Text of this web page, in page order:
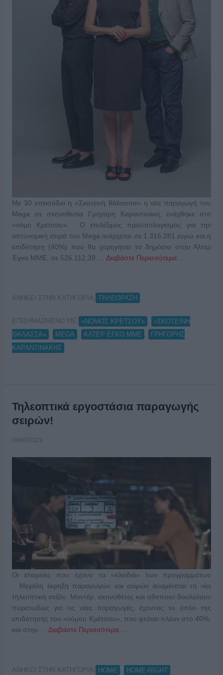
Με 30 επεισόδια η «Σκοτεινή θάλασσα» η νέα παραγωγή του
Mega σε σκηνοθεσία Γρηγόρη Καραντινάκη, ενάχθηκε στο
«νόμο Κρέτσου». Ο επιλέξιμος προϋπολογισμός για την
αστυνομική σειρά του Mega ανέρχεται σε 1.315.281 ευρώ και η
επιδότηση (40%) που θα χορηγήσει το δημόσιο στην Άλτερ
Έγκο ΜΜΕ, σε 526.112,39 … Διαβάστε Περισσότερα...
ΑΝΗΚΕΙ ΣΤΗΝ ΚΑΤΗΓΟΡΙΑ: ΤΗΛΕΟΡΑΣΗ
ΕΠΙΣΗΜΑΣΜΕΝΟ ΜΕ: «ΝΟΜΟΣ ΚΡΕΤΣΟΥ»
«ΣΚΟΤΕΙΝΗ
ΘΑΛΑΣΣΑ»
MEGA ΑΛΤΕΡ ΕΓΚΟ ΜΜΕ
ΓΡΗΓΟΡΗΣ
ΚΑΡΑΝΤΙΝΑΚΗΣ
Τηλεοπτικά εργοστάσια παραγωγής
σειρών!
08/09/2021
Οι εταιρείες που έχουν τα «κλειδιά» των προγραμμάτων
Μεγάλη έκρηξη παραγωγών και σειρών αναμένεται τη νέα
τηλεοπτική σεζόν. Μοντέρ, σκηνοθέτες και ηθοποιοί δουλεύουν
πυρετωδώς για τις νέες παραγωγές, έχοντας το όπλο της
επιδότησης του «νόμου Κρέτσου», που φτάνει πλέον στο 40%,
και στην … Διαβάστε Περισσότερα...
ΑΝΗΚΕΙ ΣΤΗΝ ΚΑΤΗΓΟΡΙΑ: HOME HOME-RIGHT